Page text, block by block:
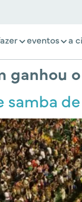
eventos a
ganhou
samba